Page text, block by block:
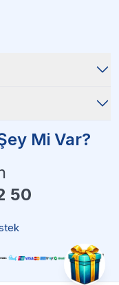
Mi Var?
50